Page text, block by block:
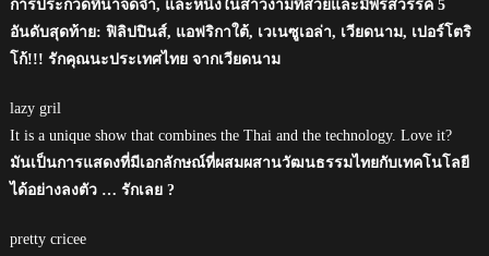
การประกวดที่น่าจดจำ, และหนึ่งในสาวงามที่สวยและมีพรสวรรค์ 5
อันดับสุดท้าย: ฟิลิปปินส์, แอฟริกาใต้, เวเนซูเอล่า, เวียดนาม, เปอร์โตริ
โก้!!! รักคุณนะประเทศไทย จากเวียดนาม
lazy gril
It is a unique show that combines the Thai and the technology. Love it?
มันเป็นการแสดงที่มีเอกลักษณ์ที่ผสมผสานวัฒนธรรมไทยกับเทคโนโลยี
ได้อย่างลงตัว … รักเลย ?
pretty cricee